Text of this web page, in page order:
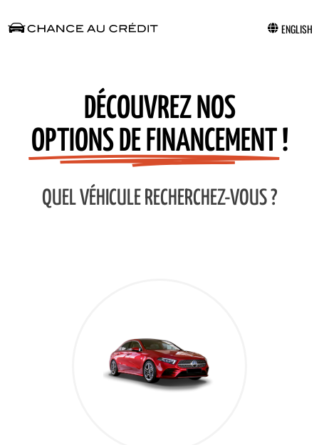
ENGLISH
DÉCOUVREZ NOS
OPTIONS DE FINANCEMENT!
QUEL VÉHICULE RECHERCHEZ-VOUS ?